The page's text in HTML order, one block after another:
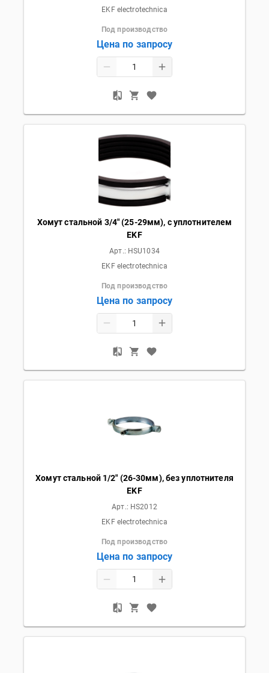
EKF electrotechnica
Под производство
Цена по запросу
Хомут стальной 3/4" (25-29мм), с уплотнителем
EKF
Арт.: HSU1034
EKF electrotechnica
Под производство
Цена по запросу
Хомут стальной 1/2" (26-30мм), без уплотнителя
EKF
Арт.: HS2012
EKF electrotechnica
Под производство
Цена по запросу